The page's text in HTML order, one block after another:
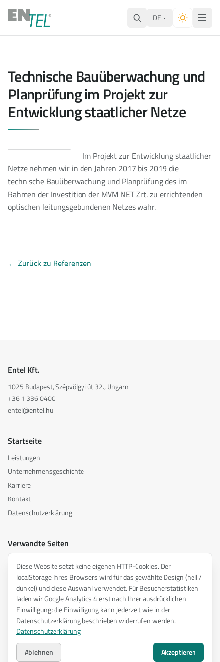
DE
Technische Bauüberwachung und
Planprüfung im Projekt zur
Entwicklung staatlicher Netze
Im Projekt zur Entwicklung staatlicher
Netze nehmen wir in den Jahren 2017 bis 2019 die
technische Bauüberwachung und Planprüfung des im
Rahmen der Investition der MVM NET Zrt. zu errichtenden
optischen leitungsgebundenen Netzes wahr.
← Zurück zu Referenzen
Entel Kft.
1025 Budapest, Szépvölgyi út 32., Ungarn
+36 1 336 0400
entel@entel.hu
Startseite
Leistungen
Unternehmensgeschichte
Karriere
Kontakt
Datenschutzerklärung
Verwandte Seiten
inspiredacoustics.com
soundy.ai
irat.ai
2026ENTEL Műszaki Fejlesztő Kft. —
Alle Rechte vorbehalten.
Datenschutzerklärung
Diese Website setzt keine eigenen HTTP-Cookies. Der
localStorage Ihres Browsers wird für das gewählte Design (hell /
dunkel) und diese Auswahl verwendet. Für Besucherstatistiken
laden wir Google Analytics 4 erst nach Ihrer ausdrücklichen
Einwilligung; die Einwilligung kann jederzeit wie in der
Datenschutzerklärung beschrieben widerrufen werden.
Datenschutzerklärung
Ablehnen
Akzeptieren